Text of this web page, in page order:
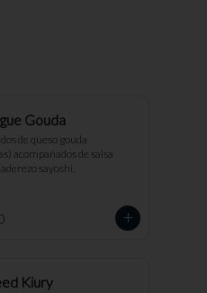
Gouda
de queso gouda
acompañados de salsa
sayoshi.
Kiury